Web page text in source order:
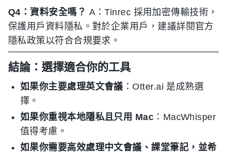
Q4：資料安全嗎？ A：Tinrec 採用加密傳輸技術，
保護用戶資料隱私。對於企業用戶，建議詳閱官方
隱私政策以符合合規要求。
結論：選擇適合你的工具
如果你主要處理英文會議 ：Otter.ai 是成熟選
擇。
如果你重視本地隱私且只用 Mac ：MacWhisper
值得考慮。
如果你需要高效處理中文會議、課堂筆記，並希